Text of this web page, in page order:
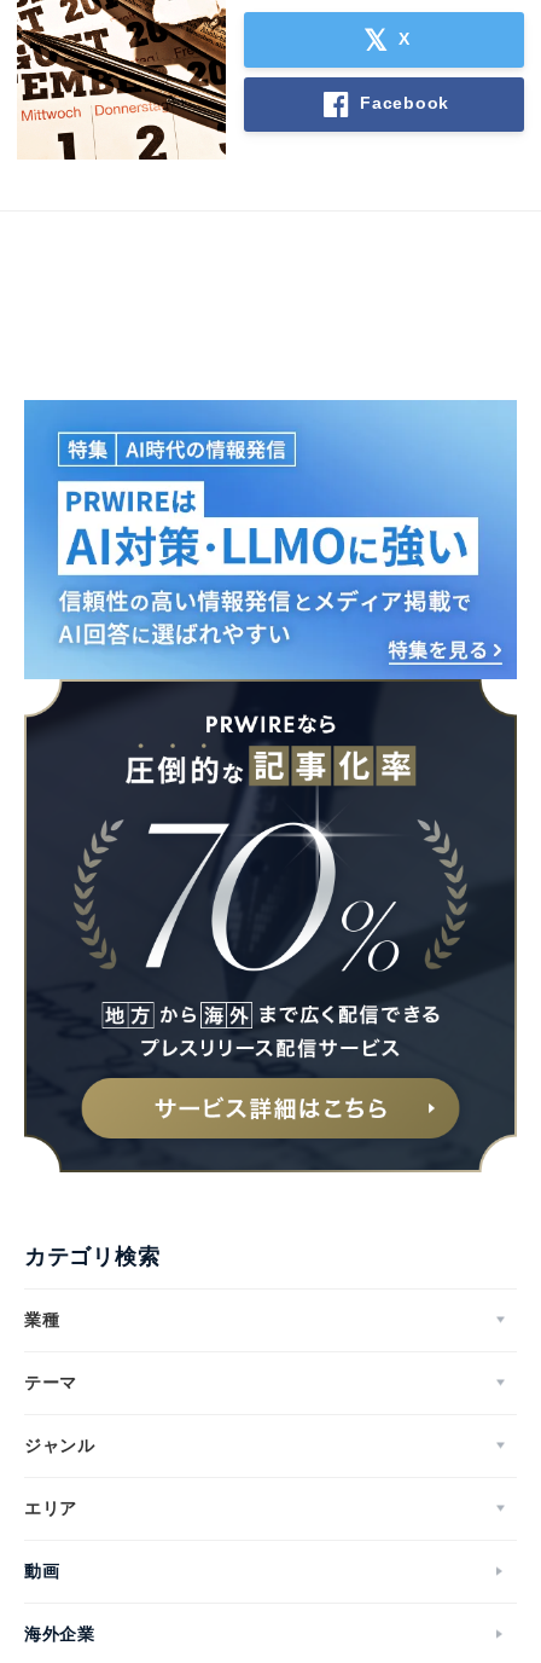
X
Facebook
カテゴリ検索
業種
テーマ
ジャンル
エリア
動画
海外企業